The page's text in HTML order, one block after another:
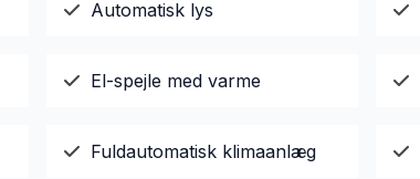
Automatisk lys
El-spejle med varme
Fuldautomatisk klimaanlæg